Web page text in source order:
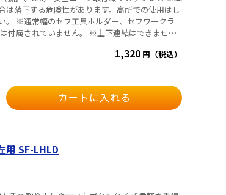
落下する危険性があります。高所での使用はし
。 ※通常幅のセフ工具ホルダー、セフワークラ
付属されていません。 ※上下連結はできませ
1,320 円（税込）
用 SF-LHLD